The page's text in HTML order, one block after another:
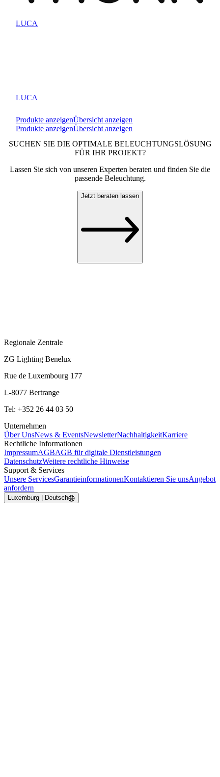
LUCA
LUCA
Produkte anzeigenÜbersicht anzeigen
Produkte anzeigenÜbersicht anzeigen
SUCHEN SIE DIE OPTIMALE BELEUCHTUNGSLÖSUNG
FÜR IHR PROJEKT?
Lassen Sie sich von unseren Experten beraten und finden Sie die
passende Beleuchtung.
Jetzt beraten lassen
Regionale Zentrale
ZG Lighting Benelux
Rue de Luxembourg 177
L-8077 Bertrange
Tel: +352 26 44 03 50
Unternehmen
Über UnsNews & EventsNewsletterNachhaltigkeitKarriere
Rechtliche Informationen
ImpressumAGBAGB für digitale Dienstleistungen
DatenschutzWeitere rechtliche Hinweise
Support & Services
Unsere ServicesGarantieinformationenKontaktieren Sie unsAngebot
anfordern
Luxemburg | Deutsch